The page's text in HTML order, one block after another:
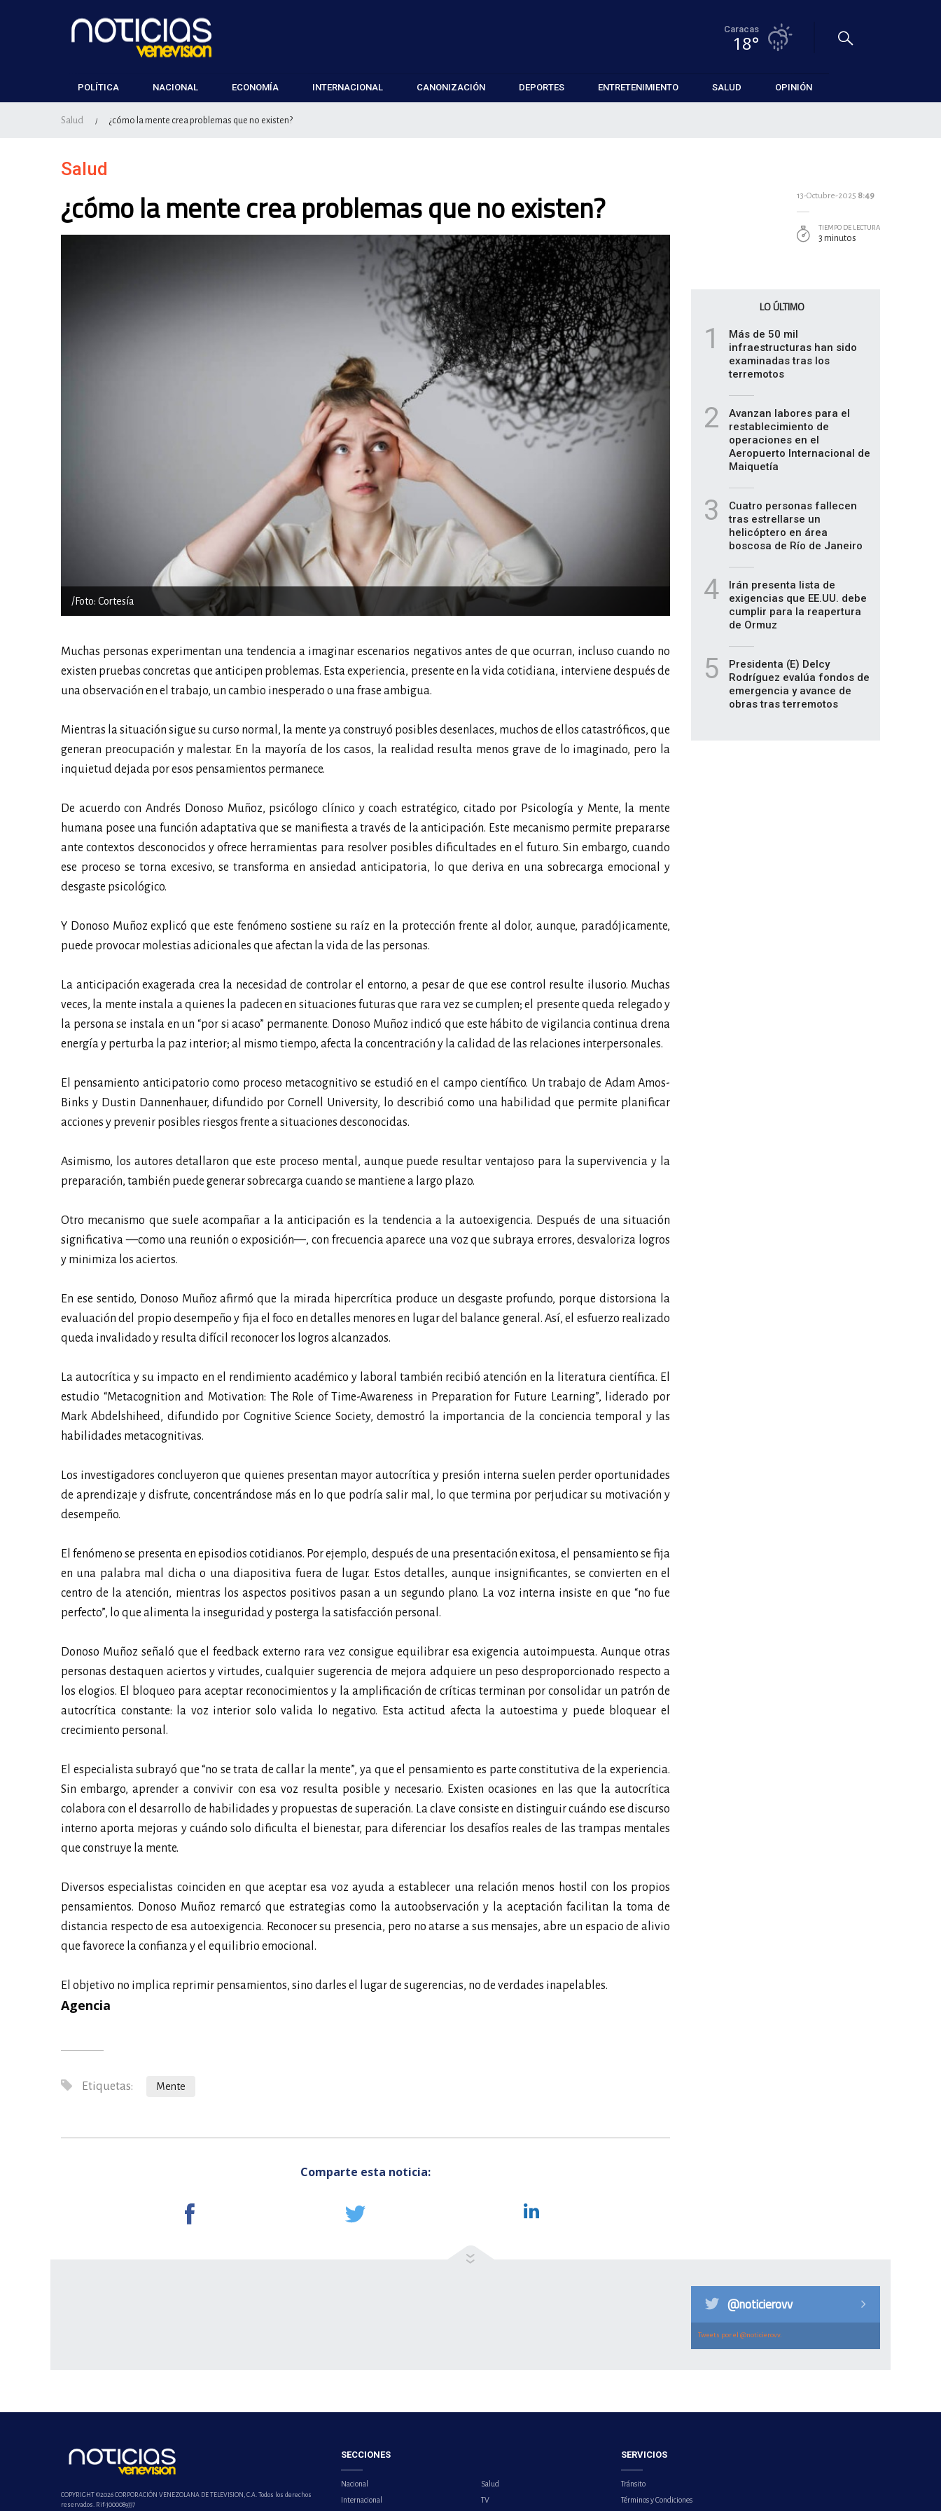
Caracas
18°
POLÍTICA NACIONAL ECONOMÍA INTERNACIONAL CANONIZACIÓN DEPORTES ENTRETENIMIENTO SALUD OPINIÓN
Salud / ¿cómo la mente crea problemas que no existen?
Salud
¿cómo la mente crea problemas que no existen?
/Foto: Cortesía
Muchas personas experimentan una tendencia a imaginar escenarios negativos antes de que ocurran, incluso cuando no
existen pruebas concretas que anticipen problemas. Esta experiencia, presente en la vida cotidiana, interviene después de
una observación en el trabajo, un cambio inesperado o una frase ambigua.
Mientras la situación sigue su curso normal, la mente ya construyó posibles desenlaces, muchos de ellos catastróficos, que
generan preocupación y malestar. En la mayoría de los casos, la realidad resulta menos grave de lo imaginado, pero la
inquietud dejada por esos pensamientos permanece.
De acuerdo con Andrés Donoso Muñoz, psicólogo clínico y coach estratégico, citado por Psicología y Mente, la mente
humana posee una función adaptativa que se manifiesta a través de la anticipación. Este mecanismo permite prepararse
ante contextos desconocidos y ofrece herramientas para resolver posibles dificultades en el futuro. Sin embargo, cuando
ese proceso se torna excesivo, se transforma en ansiedad anticipatoria, lo que deriva en una sobrecarga emocional y
desgaste psicológico.
Y Donoso Muñoz explicó que este fenómeno sostiene su raíz en la protección frente al dolor, aunque, paradójicamente,
puede provocar molestias adicionales que afectan la vida de las personas.
La anticipación exagerada crea la necesidad de controlar el entorno, a pesar de que ese control resulte ilusorio. Muchas
veces, la mente instala a quienes la padecen en situaciones futuras que rara vez se cumplen; el presente queda relegado y
la persona se instala en un “por si acaso” permanente. Donoso Muñoz indicó que este hábito de vigilancia continua drena
energía y perturba la paz interior; al mismo tiempo, afecta la concentración y la calidad de las relaciones interpersonales.
El pensamiento anticipatorio como proceso metacognitivo se estudió en el campo científico. Un trabajo de Adam Amos-
Binks y Dustin Dannenhauer, difundido por Cornell University, lo describió como una habilidad que permite planificar
acciones y prevenir posibles riesgos frente a situaciones desconocidas.
Asimismo, los autores detallaron que este proceso mental, aunque puede resultar ventajoso para la supervivencia y la
preparación, también puede generar sobrecarga cuando se mantiene a largo plazo.
Otro mecanismo que suele acompañar a la anticipación es la tendencia a la autoexigencia. Después de una situación
significativa —como una reunión o exposición—, con frecuencia aparece una voz que subraya errores, desvaloriza logros
y minimiza los aciertos.
En ese sentido, Donoso Muñoz afirmó que la mirada hipercrítica produce un desgaste profundo, porque distorsiona la
evaluación del propio desempeño y fija el foco en detalles menores en lugar del balance general. Así, el esfuerzo realizado
queda invalidado y resulta difícil reconocer los logros alcanzados.
La autocrítica y su impacto en el rendimiento académico y laboral también recibió atención en la literatura científica. El
estudio “Metacognition and Motivation: The Role of Time-Awareness in Preparation for Future Learning”, liderado por
Mark Abdelshiheed, difundido por Cognitive Science Society, demostró la importancia de la conciencia temporal y las
habilidades metacognitivas.
Los investigadores concluyeron que quienes presentan mayor autocrítica y presión interna suelen perder oportunidades
de aprendizaje y disfrute, concentrándose más en lo que podría salir mal, lo que termina por perjudicar su motivación y
desempeño.
El fenómeno se presenta en episodios cotidianos. Por ejemplo, después de una presentación exitosa, el pensamiento se fija
en una palabra mal dicha o una diapositiva fuera de lugar. Estos detalles, aunque insignificantes, se convierten en el
centro de la atención, mientras los aspectos positivos pasan a un segundo plano. La voz interna insiste en que “no fue
perfecto”, lo que alimenta la inseguridad y posterga la satisfacción personal.
Donoso Muñoz señaló que el feedback externo rara vez consigue equilibrar esa exigencia autoimpuesta. Aunque otras
personas destaquen aciertos y virtudes, cualquier sugerencia de mejora adquiere un peso desproporcionado respecto a
los elogios. El bloqueo para aceptar reconocimientos y la amplificación de críticas terminan por consolidar un patrón de
autocrítica constante: la voz interior solo valida lo negativo. Esta actitud afecta la autoestima y puede bloquear el
crecimiento personal.
El especialista subrayó que “no se trata de callar la mente”, ya que el pensamiento es parte constitutiva de la experiencia.
Sin embargo, aprender a convivir con esa voz resulta posible y necesario. Existen ocasiones en las que la autocrítica
colabora con el desarrollo de habilidades y propuestas de superación. La clave consiste en distinguir cuándo ese discurso
interno aporta mejoras y cuándo solo dificulta el bienestar, para diferenciar los desafíos reales de las trampas mentales
que construye la mente.
Diversos especialistas coinciden en que aceptar esa voz ayuda a establecer una relación menos hostil con los propios
pensamientos. Donoso Muñoz remarcó que estrategias como la autoobservación y la aceptación facilitan la toma de
distancia respecto de esa autoexigencia. Reconocer su presencia, pero no atarse a sus mensajes, abre un espacio de alivio
que favorece la confianza y el equilibrio emocional.
El objetivo no implica reprimir pensamientos, sino darles el lugar de sugerencias, no de verdades inapelables.
Agencia
Etiquetas: Mente
Comparte esta noticia:
13-Octubre-2025 8:49
TIEMPO DE LECTURA
3 minutos
LO ÚLTIMO
1
Más de 50 mil
infraestructuras han sido
examinadas tras los
terremotos
2
Avanzan labores para el
restablecimiento de
operaciones en el
Aeropuerto Internacional de
Maiquetía
3
Cuatro personas fallecen
tras estrellarse un
helicóptero en área
boscosa de Río de Janeiro
4
Irán presenta lista de
exigencias que EE.UU. debe
cumplir para la reapertura
de Ormuz
5
Presidenta (E) Delcy
Rodríguez evalúa fondos de
emergencia y avance de
obras tras terremotos
@noticierovv
Tweets por el @noticierovv.
COPYRIGHT ©2026 CORPORACIÓN VENEZOLANA DE TELEVISION, C.A. Todos los derechos
reservados. Rif-j000089337
SECCIONES
Nacional
Internacional
Salud
TV
SERVICIOS
Tránsito
Términos y Condiciones